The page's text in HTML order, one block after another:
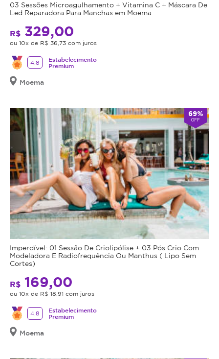
03 Sessões Microagulhamento + Vitamina C + Máscara De
Led Reparadora Para Manchas em Moema
R$ 329,00
ou 10x de R$ 36,73 com juros
4.8
Estabelecimento
Premium
Moema
69%
OFF
Imperdível: 01 Sessão De Criolipólise + 03 Pós Crio Com
Modeladora E Radiofrequência Ou Manthus ( Lipo Sem
Cortes)
R$ 169,00
ou 10x de R$ 18,91 com juros
4.8
Estabelecimento
Premium
Moema